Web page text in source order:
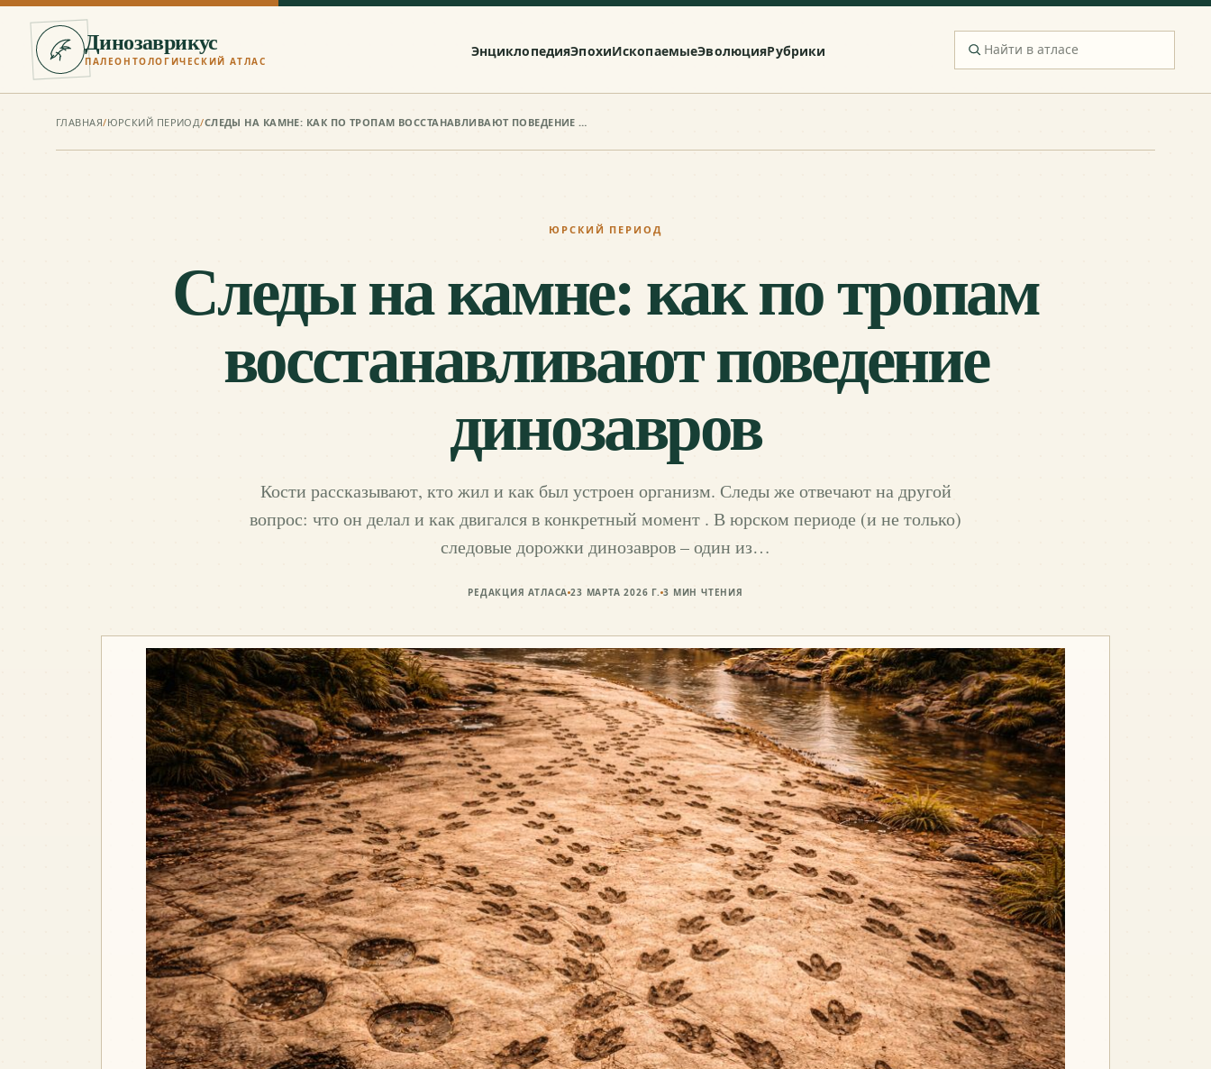
Динозаврикус
ПАЛЕОНТОЛОГИЧЕСКИЙ АТЛАС
ЭнциклопедияЭпохиИскопаемыеЭволюцияРубрики
ГЛАВНАЯ/ЮРСКИЙ ПЕРИОД/ СЛЕДЫ НА КАМНЕ: КАК ПО ТРОПАМ ВОССТАНАВЛИВАЮТ ПОВЕДЕНИЕ ДИНОЗАВРОВ
ЮРСКИЙ ПЕРИОД
Следы на камне: как по тропам
восстанавливают поведение
динозавров
Кости рассказывают, кто жил и как был устроен организм. Следы же отвечают на другой
вопрос: что он делал и как двигался в конкретный момент . В юрском периоде (и не только)
следовые дорожки динозавров – один из…
РЕДАКЦИЯ АТЛАСА 23 МАРТА 2026 Г. 3 МИН ЧТЕНИЯ